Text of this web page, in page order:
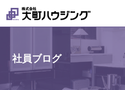
社員ブログ